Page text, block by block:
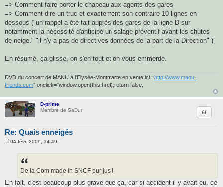
=> Comment faire porter le chapeau aux agents des gares
=> Comment dire un truc et exactement son contraire 10 lignes en-
dessous ("un rappel a été fait auprès des gares de la ligne D sur
notamment la nécessité d'anticipé un salage préventif avant les chutes
de neige." "il n'y a pas de directives données de la part de la Direction" )
En résumé, ça glisse, on s'en fout et on vous emmerde.
DVD du concert de MANU à l'Elysée-Montmarte en vente ici : http://www.manu-
friends.com" onclick="window.open(this.href);return false;
D-prime
Membre de SaDur
Re: Quais enneigés
e
04 févr. 2009, 14:49
De la Com made in SNCF pur jus !
En fait, c'est beaucoup plus grave que ça, car si accident il y avait eu, ce